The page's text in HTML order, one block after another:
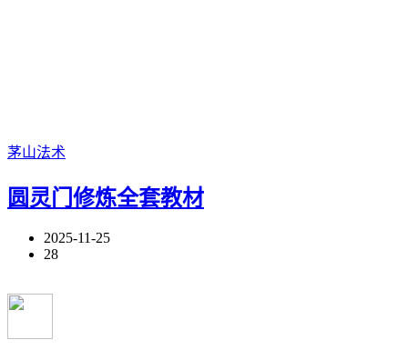
茅山法术
圆灵门修炼全套教材
2025-11-25
28